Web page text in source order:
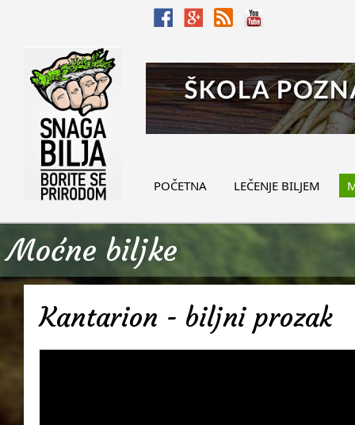
POČETNA LEČENJE BILJEM
Moćne biljke
Kantarion - biljni prozak